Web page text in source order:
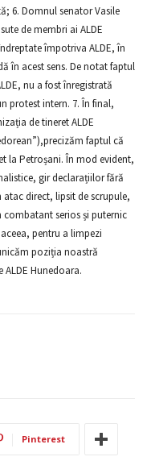
6. Domnul senator Vasile
de membri ai ALDE
împotriva ALDE, în
în acest sens. De notat faptul
nu a fost înregistrată
protest intern. 7. În final,
de tineret ALDE
faptul că
la Petroșani. În mod evident,
gir declarațiilor fără
direct, lipsit de scrupule,
combatant serios și puternic
pentru a limpezi
poziția noastră
Hunedoara.
Pinterest